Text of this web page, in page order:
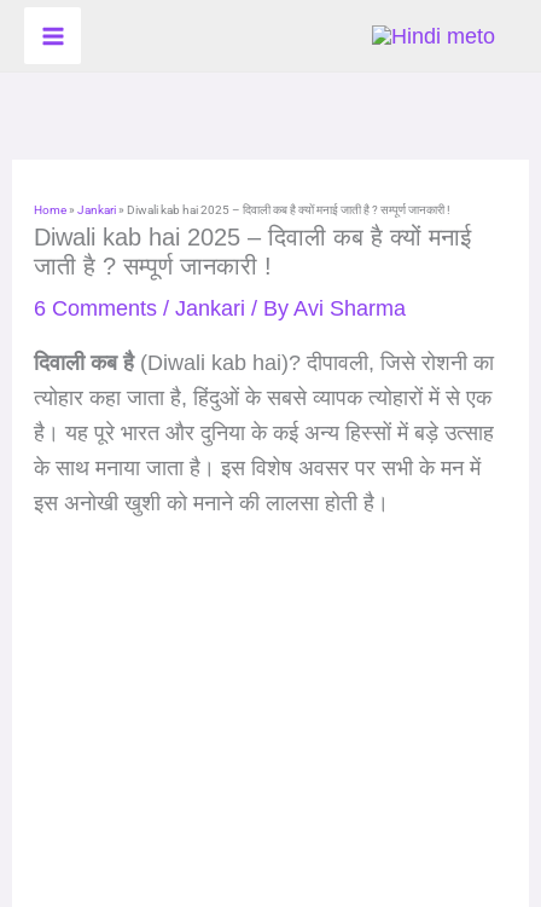
Home» Jankari» Diwali kab hai 2025 – दिवाली कब है क्यों मनाई जाती है ? सम्पूर्ण जानकारी !
Diwali kab hai 2025 – दिवाली कब है क्यों मनाई
जाती है ? सम्पूर्ण जानकारी !
6 Comments / Jankari / By Avi Sharma
दिवाली कब है(Diwali kab hai)? दीपावली, जिसे रोशनी का
त्योहार कहा जाता है, हिंदुओं के सबसे व्यापक त्योहारों में से एक
है। यह पूरे भारत और दुनिया के कई अन्य हिस्सों में बड़े उत्साह
के साथ मनाया जाता है। इस विशेष अवसर पर सभी के मन में
इस अनोखी खुशी को मनाने की लालसा होती है।